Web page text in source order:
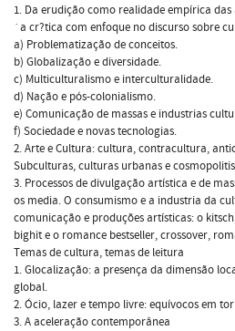
1. Da erudição como realidade empírica
`a cr?tica com enfoque no discurso sobre
a) Problematização de conceitos.
b) Globalização e diversidade.
c) Multiculturalismo e interculturalidade.
d) Nação e pós-colonialismo.
e) Comunicação de massas e industrias
f) Sociedade e novas tecnologias.
2. Arte e Cultura: cultura, contracultura,
Subculturas, culturas urbanas e
3. Processos de divulgação artística e de
os media. O consumismo e a industria da
comunicação e produções artísticas: o
bighit e o romance bestseller, crossover,
Temas de cultura, temas de leitura
1. Glocalização: a presença da dimensão
global.
2. Ócio, lazer e tempo livre: equívocos em
3. A aceleração contemporânea